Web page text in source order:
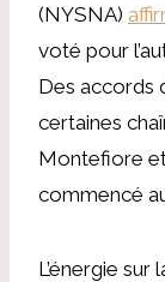
(NYSNA)
voté pour
Des accords
certaines
Montefiore
commencé
L’énergie